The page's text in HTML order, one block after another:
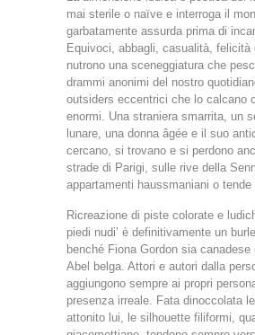
mai sterile o naïve e interroga il
garbatamente assurda prima di
Equivoci, abbagli, casualità, felicità
nutrono una sceneggiatura che
drammi anonimi del nostro
outsiders eccentrici che lo calcano
enormi. Una straniera smarrita, un
lunare, una donna âgée e il suo
cercano, si trovano e si perdono
strade di Parigi, sulle rive della
appartamenti haussmaniani o tende
Ricreazione di piste colorate e
piedi nudi’ è definitivamente un
benché Fiona Gordon sia canadese
Abel belga. Attori e autori dalla
aggiungono sempre ai propri
presenza irreale. Fata dinoccolata
attonito lui, le silhouette filiformi,